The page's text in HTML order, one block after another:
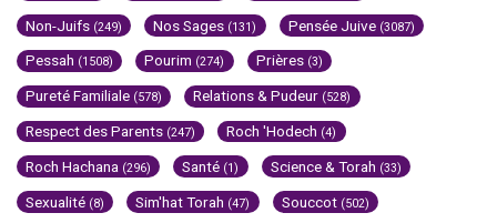
Non-Juifs (249) Nos Sages (131) Pensée Juive (3087)
Pessah (1508) Pourim (274) Prières (3)
Pureté Familiale (578) Relations & Pudeur (528)
Respect des Parents (247) Roch 'Hodech (4)
Roch Hachana (296) Santé (1) Science & Torah (33)
Sexualité (8) Sim'hat Torah (47) Souccot (502)